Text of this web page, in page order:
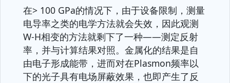
在> 100 GPa的情况下，由于设备限制，测量
电导率之类的电学方法就会失效，因此观测
W-H相变的方法就剩下了一种——测定反射
率，并与计算结果对照。金属化的结果是自
由电子形成能带，进而对在Plasmon频率以
下的光子具有电场屏蔽效果，也即产生了反